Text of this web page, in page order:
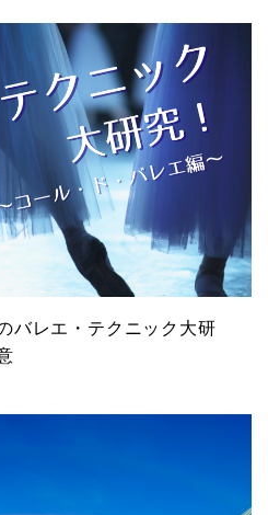
バレエ・テクニック大研